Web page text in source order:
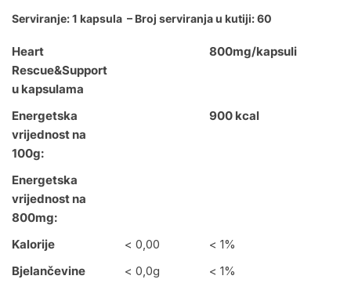
Serviranje: 1 kapsula – Broj serviranja u kutiji: 60
Heart
Rescue&Support
u kapsulama
800mg/kapsuli
Energetska
vrijednost na
100g:
900 kcal
Energetska
vrijednost na
800mg:
Kalorije
< 0,00
< 1%
Bjelančevine
< 0,0g < 1%